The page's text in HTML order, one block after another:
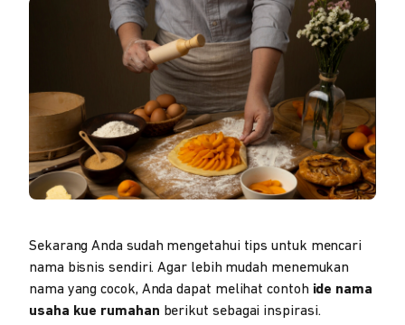
Sekarang Anda sudah mengetahui tips untuk mencari
nama bisnis sendiri. Agar lebih mudah menemukan
nama yang cocok, Anda dapat melihat contoh ide nama
usaha kue rumahan berikut sebagai inspirasi.